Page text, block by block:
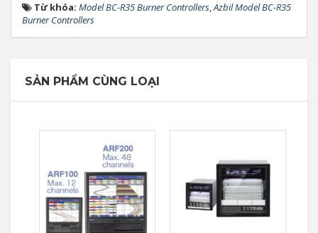
Từ khóa: Model BC-R35 Burner Controllers,Azbil Model BC-R35
Burner Controllers
SẢN PHẨM CÙNG LOẠI